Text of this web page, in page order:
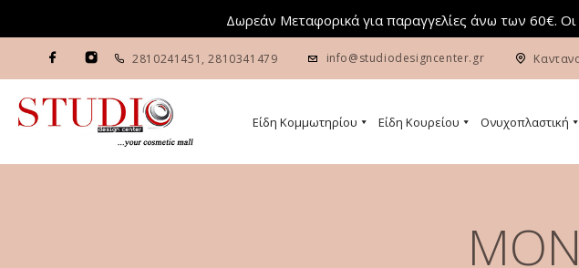
Δωρεάν Μεταφορικά για παραγγελίες άνω των 60€.
2810241451 , 2810341479 info@studiodesigncenter.gr
Είδη Κομμωτηρίου Είδη Κουρείου Ονυχοπλαστική